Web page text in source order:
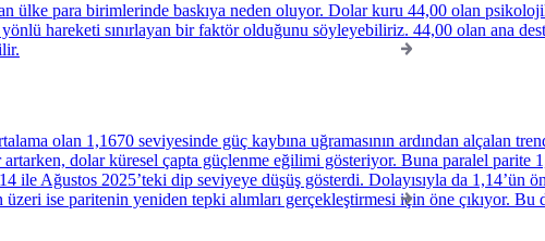
ülke para birimlerinde baskıya neden oluyor. Dolar kuru 44,00 olan
hareketi sınırlayan bir faktör olduğunu söyleyebiliriz. 44,00 olan ana
olan 1,1670 seviyesinde güç kaybına uğramasının ardından alçalan
dolar küresel çapta güçlenme eğilimi gösteriyor. Buna paralel parite
ile Ağustos 2025’teki dip seviyeye düşüş gösterdi. Dolayısıyla da
ise paritenin yeniden tepki alımları gerçekleştirmesi için öne çıkıyor.